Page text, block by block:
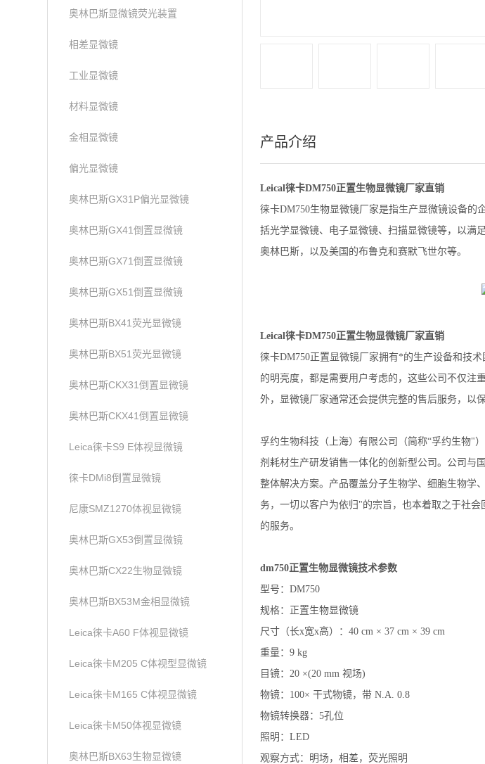
奥林巴斯显微镜荧光装置
相差显微镜
工业显微镜
材料显微镜
金相显微镜
偏光显微镜
奥林巴斯GX31P偏光显微镜
奥林巴斯GX41倒置显微镜
奥林巴斯GX71倒置显微镜
奥林巴斯GX51倒置显微镜
奥林巴斯BX41荧光显微镜
奥林巴斯BX51荧光显微镜
奥林巴斯CKX31倒置显微镜
奥林巴斯CKX41倒置显微镜
Leica徕卡S9 E体视显微镜
徕卡DMi8倒置显微镜
尼康SMZ1270体视显微镜
奥林巴斯GX53倒置显微镜
奥林巴斯CX22生物显微镜
奥林巴斯BX53M金相显微镜
Leica徕卡A60 F体视显微镜
Leica徕卡M205 C体视型显微镜
Leica徕卡M165 C体视显微镜
Leica徕卡M50体视显微镜
奥林巴斯BX63生物显微镜
产品介绍
Leical徕卡DM750正置生物显微镜厂家直销
徕卡DM750生物显微镜厂家是指生产显微镜设备
括光学显微镜、电子显微镜、扫描显微镜等，以满
奥林巴斯，以及美国的布鲁克和赛默飞世尔等。
Leical徕卡DM750正置生物显微镜厂家直销
徕卡DM750正置显微镜厂家拥有*的生产设备和技
的明亮度，都是需要用户考虑的，这些公司不仅注
外，显微镜厂家通常还会提供完整的售后服务，以
孚约生物科技（上海）有限公司（简称“孚约生物"
剂耗材生产研发销售一体化的创新型公司。公司与
整体解决方案。产品覆盖分子生物学、细胞生物学
务，一切以客户为依归"的宗旨，也本着取之于社
的服务。
dm750正置生物显微镜技术参数
型号：DM750
规格：正置生物显微镜
尺寸（长x宽x高）：40 cm × 37 cm × 39 cm
重量：9 kg
目镜：20 ×(20 mm 视场)
物镜：100× 干式物镜，带 N.A. 0.8
物镜转换器：5孔位
照明：LED
观察方式：明场，相差，荧光照明